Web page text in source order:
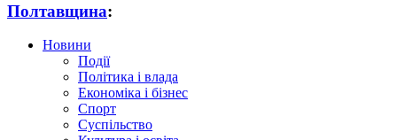
Полтавщина:
Новини
Події
Політика і влада
Економіка і бізнес
Спорт
Суспільство